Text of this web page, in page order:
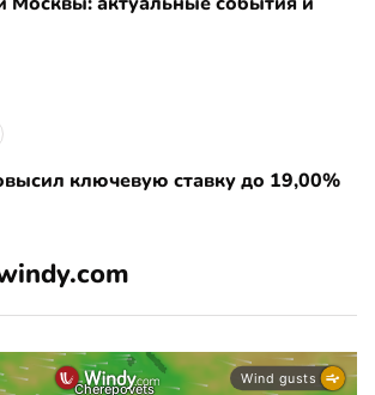
ключевую ставку до 19,00%